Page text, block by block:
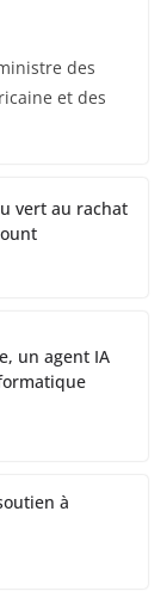
des
et des
vert au rachat
un agent IA
à